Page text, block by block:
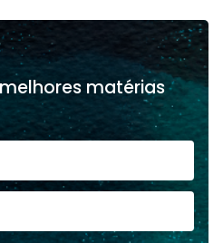
matérias